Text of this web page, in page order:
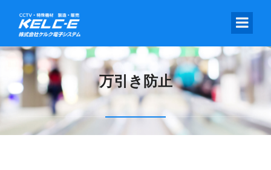
万引き防止